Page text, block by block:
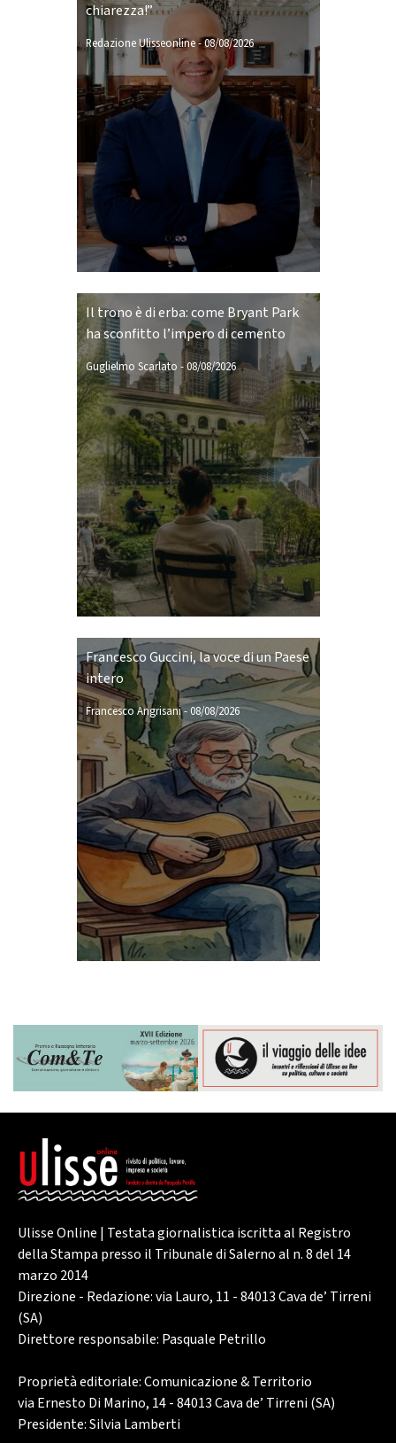
chiarezza!”
Redazione Ulisseonline-08/08/2026
Il trono è di erba: come Bryant Park
ha sconfitto l’impero di cemento
Guglielmo Scarlato -08/08/2026
Francesco Guccini, la voce di un Paese
intero
Francesco Angrisani-08/08/2026
Ulisse Online | Testata giornalistica iscritta al Registro
della Stampa presso il Tribunale di Salerno al n. 8 del 14
marzo 2014
Direzione - Redazione: via Lauro, 11 - 84013 Cava de’ Tirreni
(SA)
Direttore responsabile: Pasquale Petrillo
Proprietà editoriale: Comunicazione & Territorio
via Ernesto Di Marino, 14 - 84013 Cava de’ Tirreni (SA)
Presidente: Silvia Lamberti